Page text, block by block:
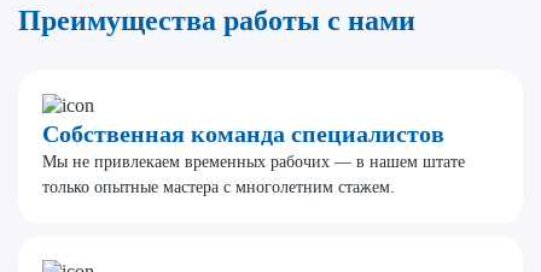
Преимущества работы с нами
Собственная команда специалистов
Мы не привлекаем временных рабочих — в нашем штате
только опытные мастера с многолетним стажем.